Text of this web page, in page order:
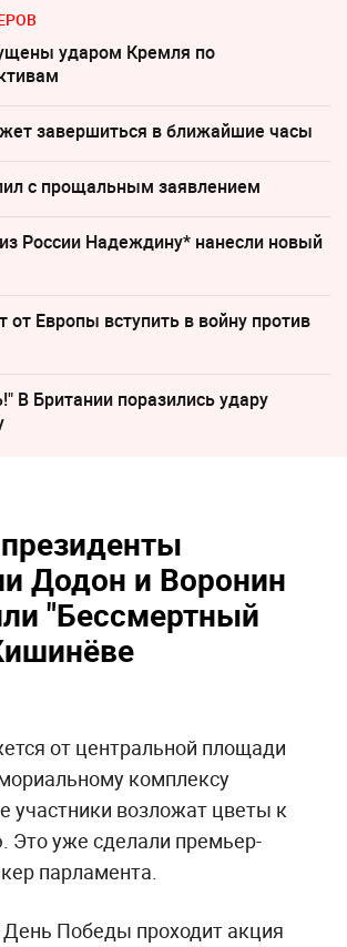
ударом Кремля по
завершиться в ближайшие часы
с прощальным заявлением
России Надеждину* нанесли новый
от Европы вступить в войну против
В Британии поразились удару
Додон и Воронин
"Бессмертный
от центральной площади
комплексу
участники возложат цветы к
Это уже сделали премьер-
парламента.
Победы проходит акция